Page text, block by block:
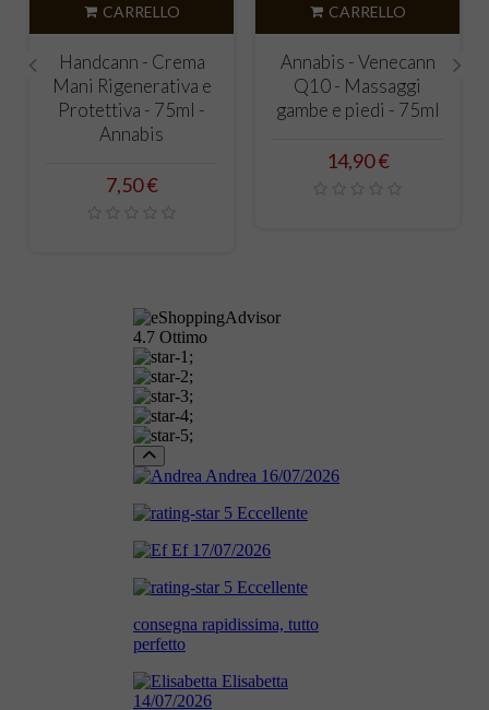
CARRELLO
Handcann - Crema
Mani Rigenerativa e
Protettiva - 75ml -
Annabis
Prezzo
7,50 €
CARRELLO
Annabis - Venecann
Q10 - Massaggi
gambe e piedi - 75ml
Prezzo
14,90 €